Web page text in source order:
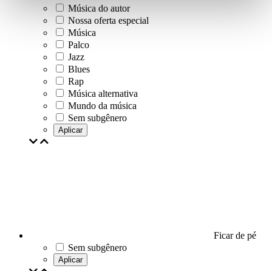
Música do autor
Nossa oferta especial
Música
Palco
Jazz
Blues
Rap
Música alternativa
Mundo da música
Sem subgênero
Aplicar
Ficar de pé
Sem subgênero
Aplicar